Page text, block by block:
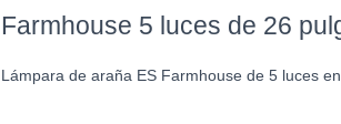
Farmhouse 5 luces de 26
Lámpara de araña ES Farmhouse de 5 luces